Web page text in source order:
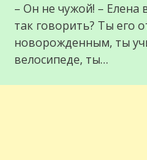
– Он не чужой! –
так говорить? Ты его
новорожденным, ты
велосипеде, ты…